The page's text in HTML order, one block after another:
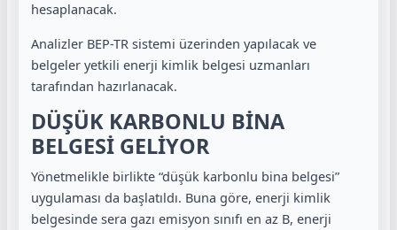
hesaplanacak.
Analizler BEP-TR sistemi üzerinden yapılacak ve
belgeler yetkili enerji kimlik belgesi uzmanları
tarafından hazırlanacak.
DÜŞÜK KARBONLU BİNA
BELGESİ GELİYOR
Yönetmelikle birlikte “düşük karbonlu bina belgesi”
uygulaması da başlatıldı. Buna göre, enerji kimlik
belgesinde sera gazı emisyon sınıfı en az B, enerji